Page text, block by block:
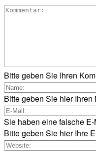
Bitte geben Sie Ihren
Bitte geben Sie hier Ihren
Sie haben eine falsche
Bitte geben Sie hier Ihre